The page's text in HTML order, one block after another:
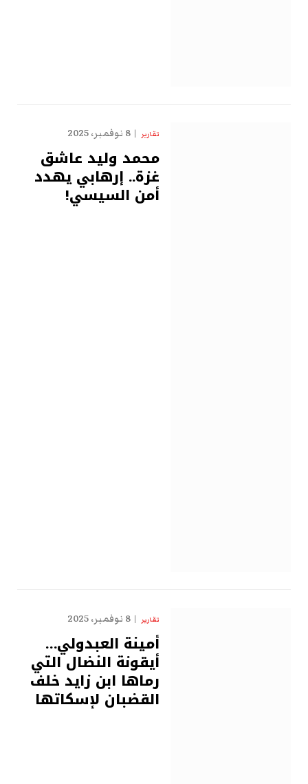
تقارير 8 نوفمبر، 2025
محمد وليد عاشق
غزة.. إرهابي يهدد
أمن السيسي!
تقارير 8 نوفمبر، 2025
أمينة العبدولي…
أيقونة النضال التي
رماها ابن زايد خلف
القضبان لإسكاتها